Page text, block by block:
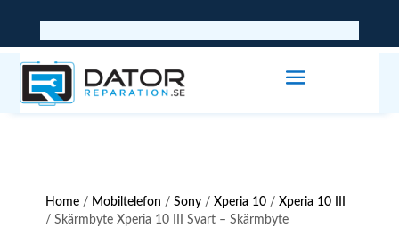
Home / Mobiltelefon /Sony /Xperia 10 /Xperia 10 III
/ Skärmbyte Xperia 10 III Svart – Skärmbyte